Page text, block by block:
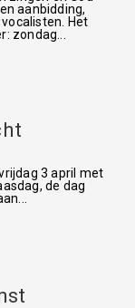
aanbidding,
Het
zondag...
3 april met
de dag